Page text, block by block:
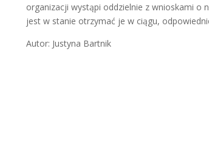
organizacji wystąpi oddzielnie z wnioskami o
jest w stanie otrzymać je w ciągu,
Autor: Justyna Bartnik